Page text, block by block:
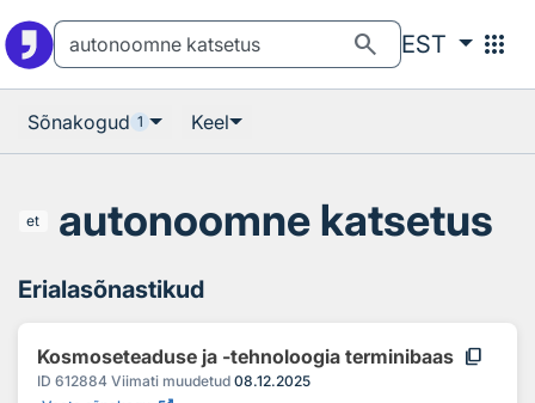
search EST apps
Sõnakogud 1 Keel
et autonoomne katsetus
Erialasõnastikud
Kosmoseteaduse ja -tehnoloogia terminibaas content_copy
ID 612884 Viimati muudetud 08.12.2025